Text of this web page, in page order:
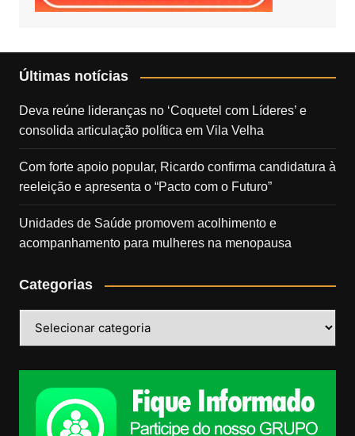
Últimas notícias
Deva reúne lideranças no ‘Coquetel com Líderes’ e
consolida articulação política em Vila Velha
Com forte apoio popular, Ricardo confirma candidatura à
reeleição e apresenta o “Pacto com o Futuro”
Unidades de Saúde promovem acolhimento e
acompanhamento para mulheres na menopausa
Categorias